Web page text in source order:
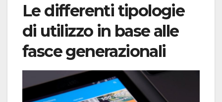
Le differenti tipologie
di utilizzo in base alle
fasce generazionali